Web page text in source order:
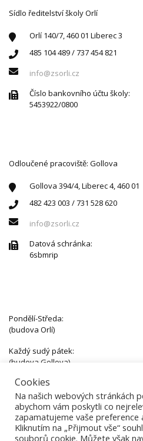
Sídlo ředitelství školy Orlí
Orlí 140/7, 460 01 Liberec 3
485 104 489 / 737 454 821
info@zsorli.cz
Číslo bankovního účtu školy:
5453922/0800
Odloučené pracoviště: Gollova
Gollova 394/4, Liberec 4, 460 01
482 423 003 / 731 528 620
info@zsorli.cz
Datová schránka:
6sbmrip
Pondělí-Středa:
(budova Orlí)
Každý sudý pátek:
(budova Gollova)
Mimo uvedený čas je nutné se
Cookies
Na našich webových stránkách
abychom vám poskytli co
zapamatujeme vaše preference
Kliknutím na „Přijmout vše“
souborů cookie. Můžete však